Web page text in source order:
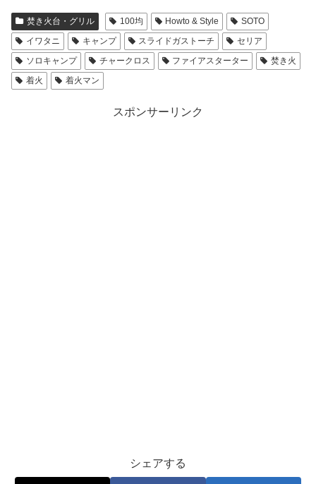
焚き火台・グリル 100均 Howto & Style
SOTO
イワタニ
キャンプ スライドガストーチ
セリア
ソロキャンプ
チャークロス ファイアスターター
焚き火
着火
着火マン
スポンサーリンク
シェアする